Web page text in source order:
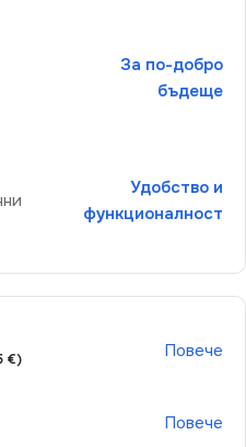
За по-добро
бъдеще
Удобство и
функционалност
€) Повече
Повече